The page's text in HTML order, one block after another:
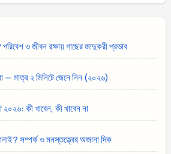
ও জীবন রক্ষায় গাছের জাদুকরী প্রভাব
— মাত্র ২ মিনিটে জেনে নিন (২০২৬)
২০২৬: কী খাবেন, কী খাবেন না
সম্পর্ক ও মনস্তত্ত্বের অজানা দিক